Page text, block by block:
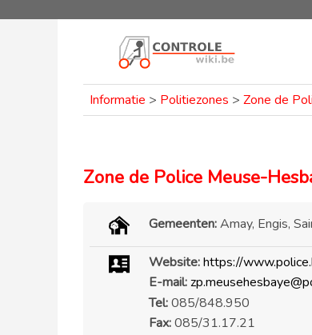
Informatie > Politiezones > Zone de
Zone de Police Meuse-
Gemeenten:Amay, Engis,
Website:https://
E-mail:
Tel:085/848.950
Fax:085/31.17.21